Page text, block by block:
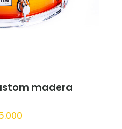
madera